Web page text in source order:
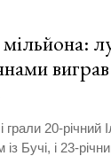
грали 20-річний
Бучі, і 23-